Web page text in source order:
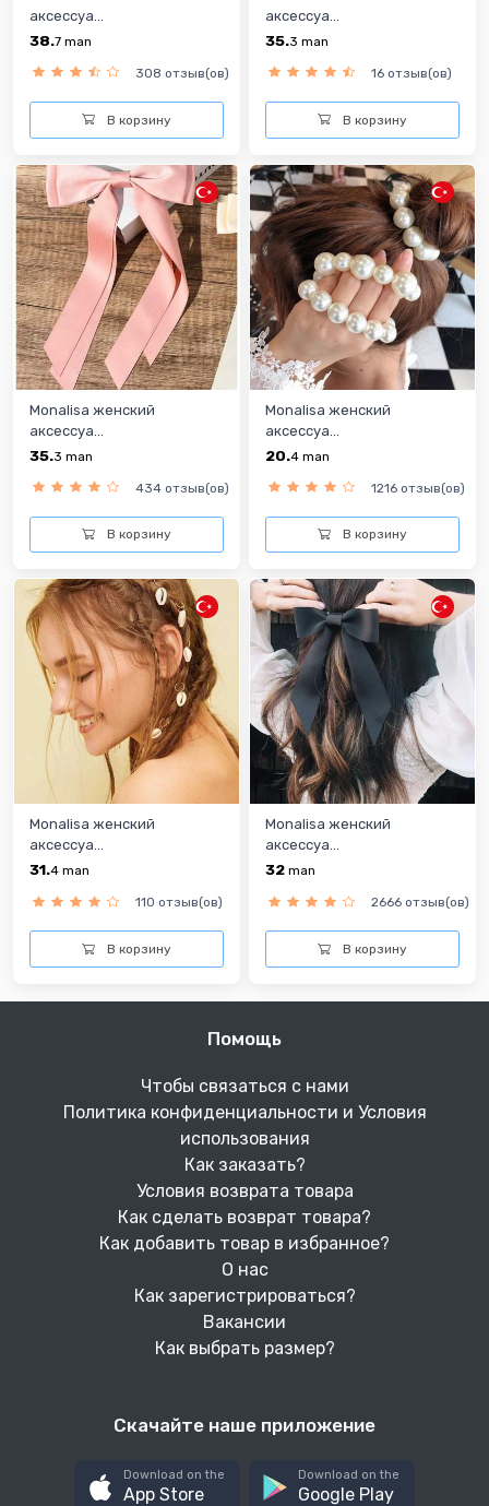
аксессуа...
38.7 man
308 отзыв(ов)
В корзину
аксессуа...
35.3 man
16 отзыв(ов)
В корзину
Monalisa женский
аксессуа...
35.3 man
434 отзыв(ов)
В корзину
Monalisa женский
аксессуа...
20.4 man
1216 отзыв(ов)
В корзину
Monalisa женский
аксессуа...
31.4 man
110 отзыв(ов)
В корзину
Monalisa женский
аксессуа...
32 man
2666 отзыв(ов)
В корзину
Помощь
Чтобы связаться с нами
Политика конфиденциальности и Условия
использования
Как заказать?
Условия возврата товара
Как сделать возврат товара?
Как добавить товар в избранное?
О нас
Как зарегистрироваться?
Вакансии
Как выбрать размер?
Скачайте наше приложение
Download on the
App Store
Download on the
Google Play